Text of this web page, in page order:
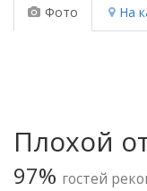
Фото На
Плохой
97% гостей